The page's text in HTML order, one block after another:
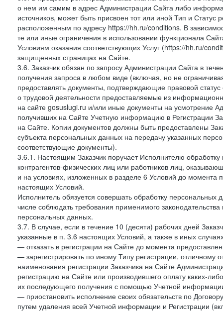
о нем им самим в адрес Администрации Сайта либо
источников, может быть присвоен тот или иной Тип и
расположенным по адресу https://hh.ru/conditions. В
те или иные ограничения в использовании функционала
Условиям оказания соответствующих Услуг (https://hh.ru/
защищенных страницах на Сайте.
3.6. Заказчик обязан по запросу Администрации Сайта в
получения запроса в любом виде (включая, но не
предоставлять документы, подтверждающие правовой
о трудовой деятельности предоставляемые из
на сайте gosuslugi.ru и/или иные документы на усмотрение
получивших на Сайте Учетную информацию в Регистрации
на Сайте. Копии документов должны быть предоставлены
субъекта персональных данных на передачу указанных
соответствующие документы).
3.6.1. Настоящим Заказчик поручает Исполнителю
контрагентов-физических лиц или работников лиц,
и на условиях, изложенных в разделе 6 Условий до момента
настоящих Условий.
Исполнитель обязуется совершать обработку
числе соблюдать требования применимого
персональных данных.
3.7. В случае, если в течение 10 (десяти) рабочих дней
указанные в п. 3.6 настоящих Условий, а также в иных
— отказать в регистрации на Сайте до момента
— зарегистрировать по иному Типу регистрации, отличному
наименования регистрации Заказчика на Сайте
регистрацию на Сайте или производившего оплату каких-
их последующего получения с помощью Учетной
— приостановить исполнение своих обязательств по
путем удаления всей Учетной информации и Регистрации